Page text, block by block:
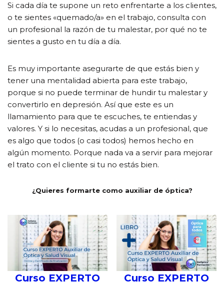
Si cada día te supone un reto enfrentarte a los clientes,
o te sientes «quemado/a» en el trabajo, consulta con
un profesional la razón de tu malestar, por qué no te
sientes a gusto en tu día a día.
Es muy importante asegurarte de que estás bien y
tener una mentalidad abierta para este trabajo,
porque si no puede terminar de hundir tu malestar y
convertirlo en depresión. Así que este es un
llamamiento para que te escuches, te entiendas y
valores. Y si lo necesitas, acudas a un profesional, que
es algo que todos (o casi todos) hemos hecho en
algún momento. Porque nada va a servir para mejorar
el trato con el cliente si tu no estás bien.
¿Quieres formarte como auxiliar de óptica?
Curso EXPERTO
Curso EXPERTO